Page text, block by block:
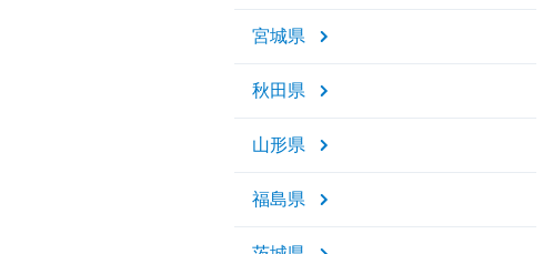
宮城県
秋田県
山形県
福島県